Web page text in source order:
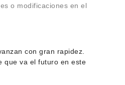
o modificaciones en el
con gran rapidez.
que va el futuro en este